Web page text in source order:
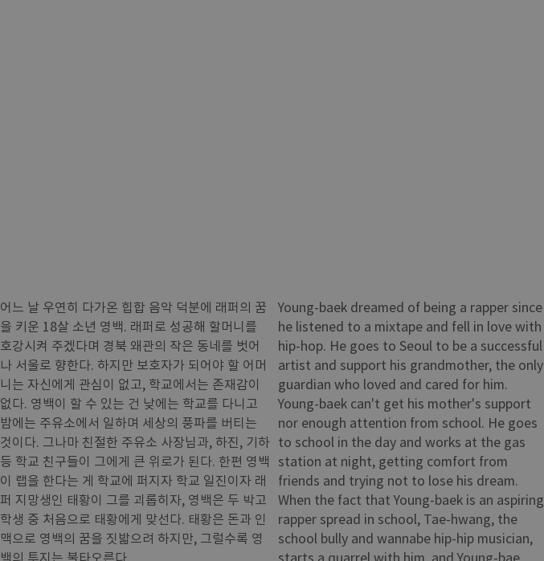
어느 날 우연히 다가온 힙합 음악 덕분에 래퍼의 꿈
을 키운 18살 소년 영백. 래퍼로 성공해 할머니를
호강시켜 주겠다며 경북 왜관의 작은 동네를 벗어
나 서울로 향한다. 하지만 보호자가 되어야 할 어머
니는 자신에게 관심이 없고, 학교에서는 존재감이
없다. 영백이 할 수 있는 건 낮에는 학교를 다니고
밤에는 주유소에서 일하며 세상의 풍파를 버티는
것이다. 그나마 친절한 주유소 사장님과, 하진, 기하
등 학교 친구들이 그에게 큰 위로가 된다. 한편 영백
이 랩을 한다는 게 학교에 퍼지자 학교 일진이자 래
퍼 지망생인 태황이 그를 괴롭히자, 영백은 두 박고
학생 중 처음으로 태황에게 맞선다. 태황은 돈과 인
맥으로 영백의 꿈을 짓밟으려 하지만, 그럴수록 영
백의 투지는 불타오른다.
Young-baek dreamed of being a rapper since
he listened to a mixtape and fell in love with
hip-hop. He goes to Seoul to be a successful
artist and support his grandmother, the only
guardian who loved and cared for him.
Young-baek can't get his mother's support
nor enough attention from school. He goes
to school in the day and works at the gas
station at night, getting comfort from
friends and trying not to lose his dream.
When the fact that Young-baek is an aspiring
rapper spread in school, Tae-hwang, the
school bully and wannabe hip-hip musician,
starts a quarrel with him, and Young-bae